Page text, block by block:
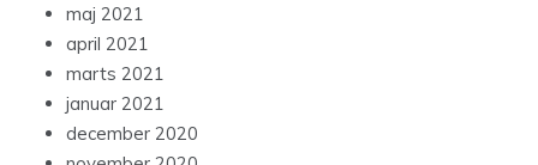
maj 2021
april 2021
marts 2021
januar 2021
december 2020